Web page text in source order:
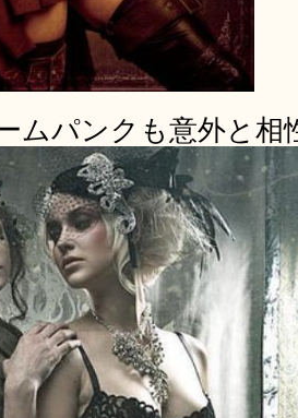
ムパンクも意外と相